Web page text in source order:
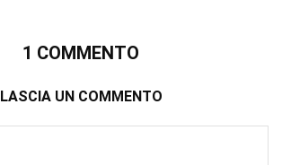
1 COMMENTO
LASCIA UN COMMENTO